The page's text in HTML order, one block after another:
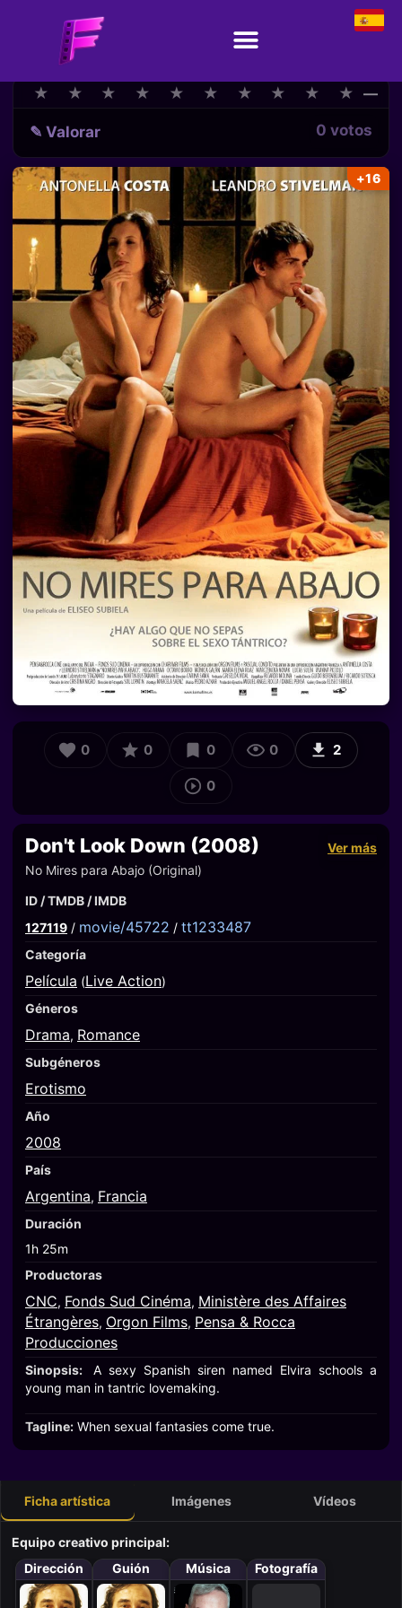
★
★ ★
★ ★
★ ★
★ ★
★ ★
★ ★
★ ★
★ ★
★ ★
★ —
✎ Valorar 0 votos
+16
0 0 0 0 2
0
Don't Look Down (2008)
Ver más
No Mires para Abajo (Original)
ID / TMDB / IMDB
127119 / movie/45722 / tt1233487
Categoría
Película (Live Action)
Géneros
Drama, Romance
Subgéneros
Erotismo
Año
2008
País
Argentina, Francia
Duración
1h 25m
Productoras
CNC, Fonds Sud Cinéma, Ministère des Affaires
Étrangères, Orgon Films, Pensa & Rocca
Producciones
Sinopsis:
A sexy Spanish siren named Elvira schools a
young man in tantric lovemaking.
Tagline: When sexual fantasies come true.
Ficha artística Imágenes Vídeos
Equipo creativo principal:
Dirección
Guión Música Fotografía